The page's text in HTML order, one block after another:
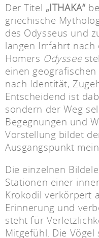
Der Titel „ITHAKA“
griechische
des Odysseus und
langen Irrfahrt nach
Homers Odyssee
einen
nach Identität,
Entscheidend ist
sondern der Weg
Begegnungen und
Vorstellung bildet
Ausgangspunkt
Die einzelnen
Stationen einer
Krokodil verkörpert
Erinnerung und
steht für
Mitgefühl. Die